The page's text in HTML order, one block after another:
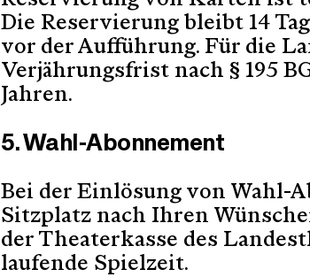
Die Reservierung bleibt 14
vor der Aufführung. Für die
Verjährungsfrist nach § 195
Jahren.
5. Wahl-Abonnement
Bei der Einlösung von Wahl-
Sitzplatz nach Ihren
der Theaterkasse des
laufende Spielzeit.